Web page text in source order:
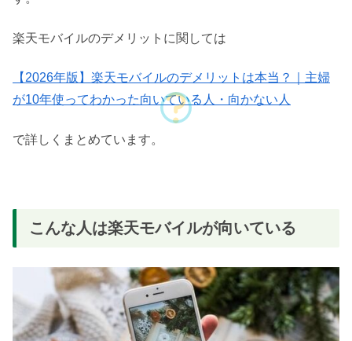
楽天モバイルのデメリットに関しては
【2026年版】楽天モバイルのデメリットは本当？｜主婦
が10年使ってわかった向いている人・向かない人
で詳しくまとめています。
こんな人は楽天モバイルが向いている